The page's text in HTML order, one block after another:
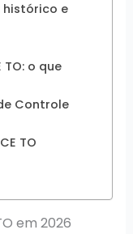
histórico e
o que
Controle
TO
em 2026